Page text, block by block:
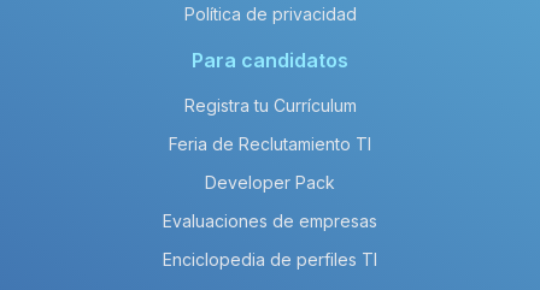
Política de privacidad
Para candidatos
Registra tu Currículum
Feria de Reclutamiento TI
Developer Pack
Evaluaciones de empresas
Enciclopedia de perfiles TI